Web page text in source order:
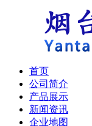
首页
公司简介
产品展示
新闻资讯
企业地图